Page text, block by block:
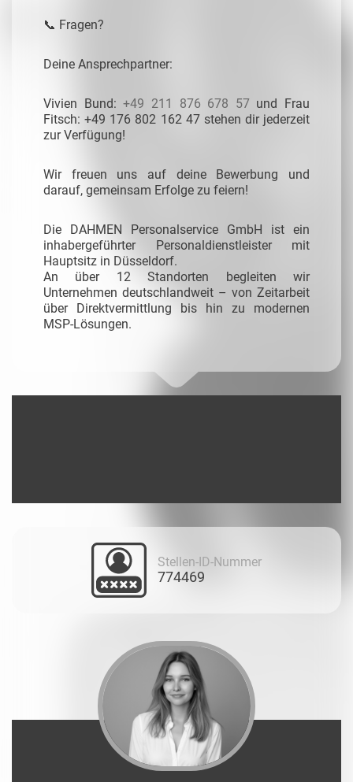
📞 Fragen?
Deine Ansprechpartner:
Vivien Bund:+49 211 876 678 57und Frau
Fitsch: +49 176 802 162 47 stehen dir jederzeit
zur Verfügung!
Wir freuen uns auf deine Bewerbung und
darauf, gemeinsam Erfolge zu feiern!
Die DAHMEN Personalservice GmbH ist ein
inhabergeführter Personaldienstleister mit
Hauptsitz in Düsseldorf.
An über 12 Standorten begleiten wir
Unternehmen deutschlandweit – von Zeitarbeit
über Direktvermittlung bis hin zu modernen
MSP-Lösungen.
Stellen-ID-Nummer
774469